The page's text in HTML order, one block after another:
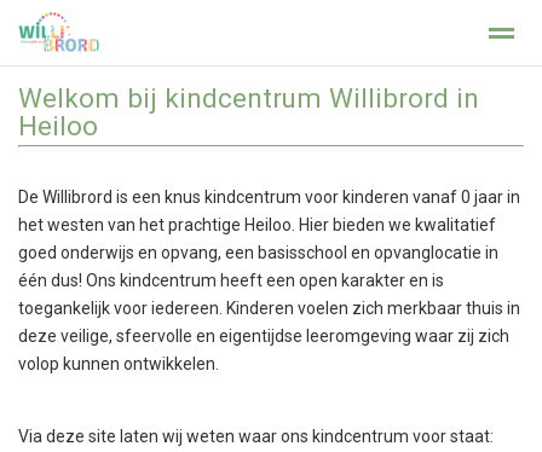
Privacy op school
Home Foto's Facebook X
Welkom bij kindcentrum Willibrord in
Heiloo
De Willibrord is een knus kindcentrum voor kinderen vanaf 0 jaar in
het westen van het prachtige Heiloo. Hier bieden we kwalitatief
goed onderwijs en opvang, een basisschool en opvanglocatie in
één dus! Ons kindcentrum heeft een open karakter en is
toegankelijk voor iedereen. Kinderen voelen zich merkbaar thuis in
deze veilige, sfeervolle en eigentijdse leeromgeving waar zij zich
volop kunnen ontwikkelen.
Via deze site laten wij weten waar ons kindcentrum voor staat: